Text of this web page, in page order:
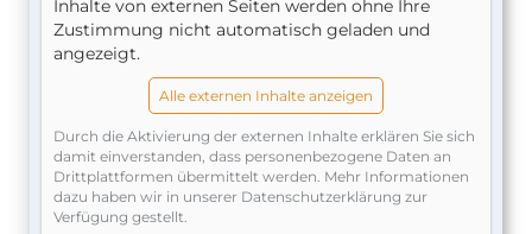
Inhalte von externen Seiten werden ohne Ihre
Zustimmung nicht automatisch geladen und
angezeigt.
Alle externen Inhalte anzeigen
Durch die Aktivierung der externen Inhalte erklären Sie sich
damit einverstanden, dass personenbezogene Daten an
Drittplattformen übermittelt werden. Mehr Informationen
dazu haben wir in unserer Datenschutzerklärung zur
Verfügung gestellt.